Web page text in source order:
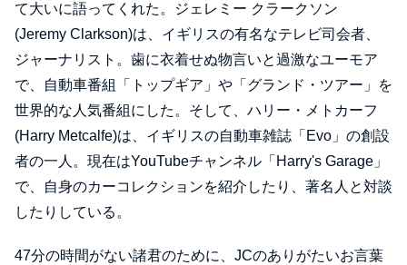
て大いに語ってくれた。ジェレミー クラークソン
(Jeremy Clarkson)は、イギリスの有名なテレビ司会者、
ジャーナリスト。歯に衣着せぬ物言いと過激なユーモア
で、自動車番組「トップギア」や「グランド・ツアー」を
世界的な人気番組にした。そして、ハリー・メトカーフ
(Harry Metcalfe)は、イギリスの自動車雑誌「Evo」の創設
者の一人。現在はYouTubeチャンネル「Harry's Garage」
で、自身のカーコレクションを紹介したり、著名人と対談
したりしている。
47分の時間がない諸君のために、JCのありがたいお言葉